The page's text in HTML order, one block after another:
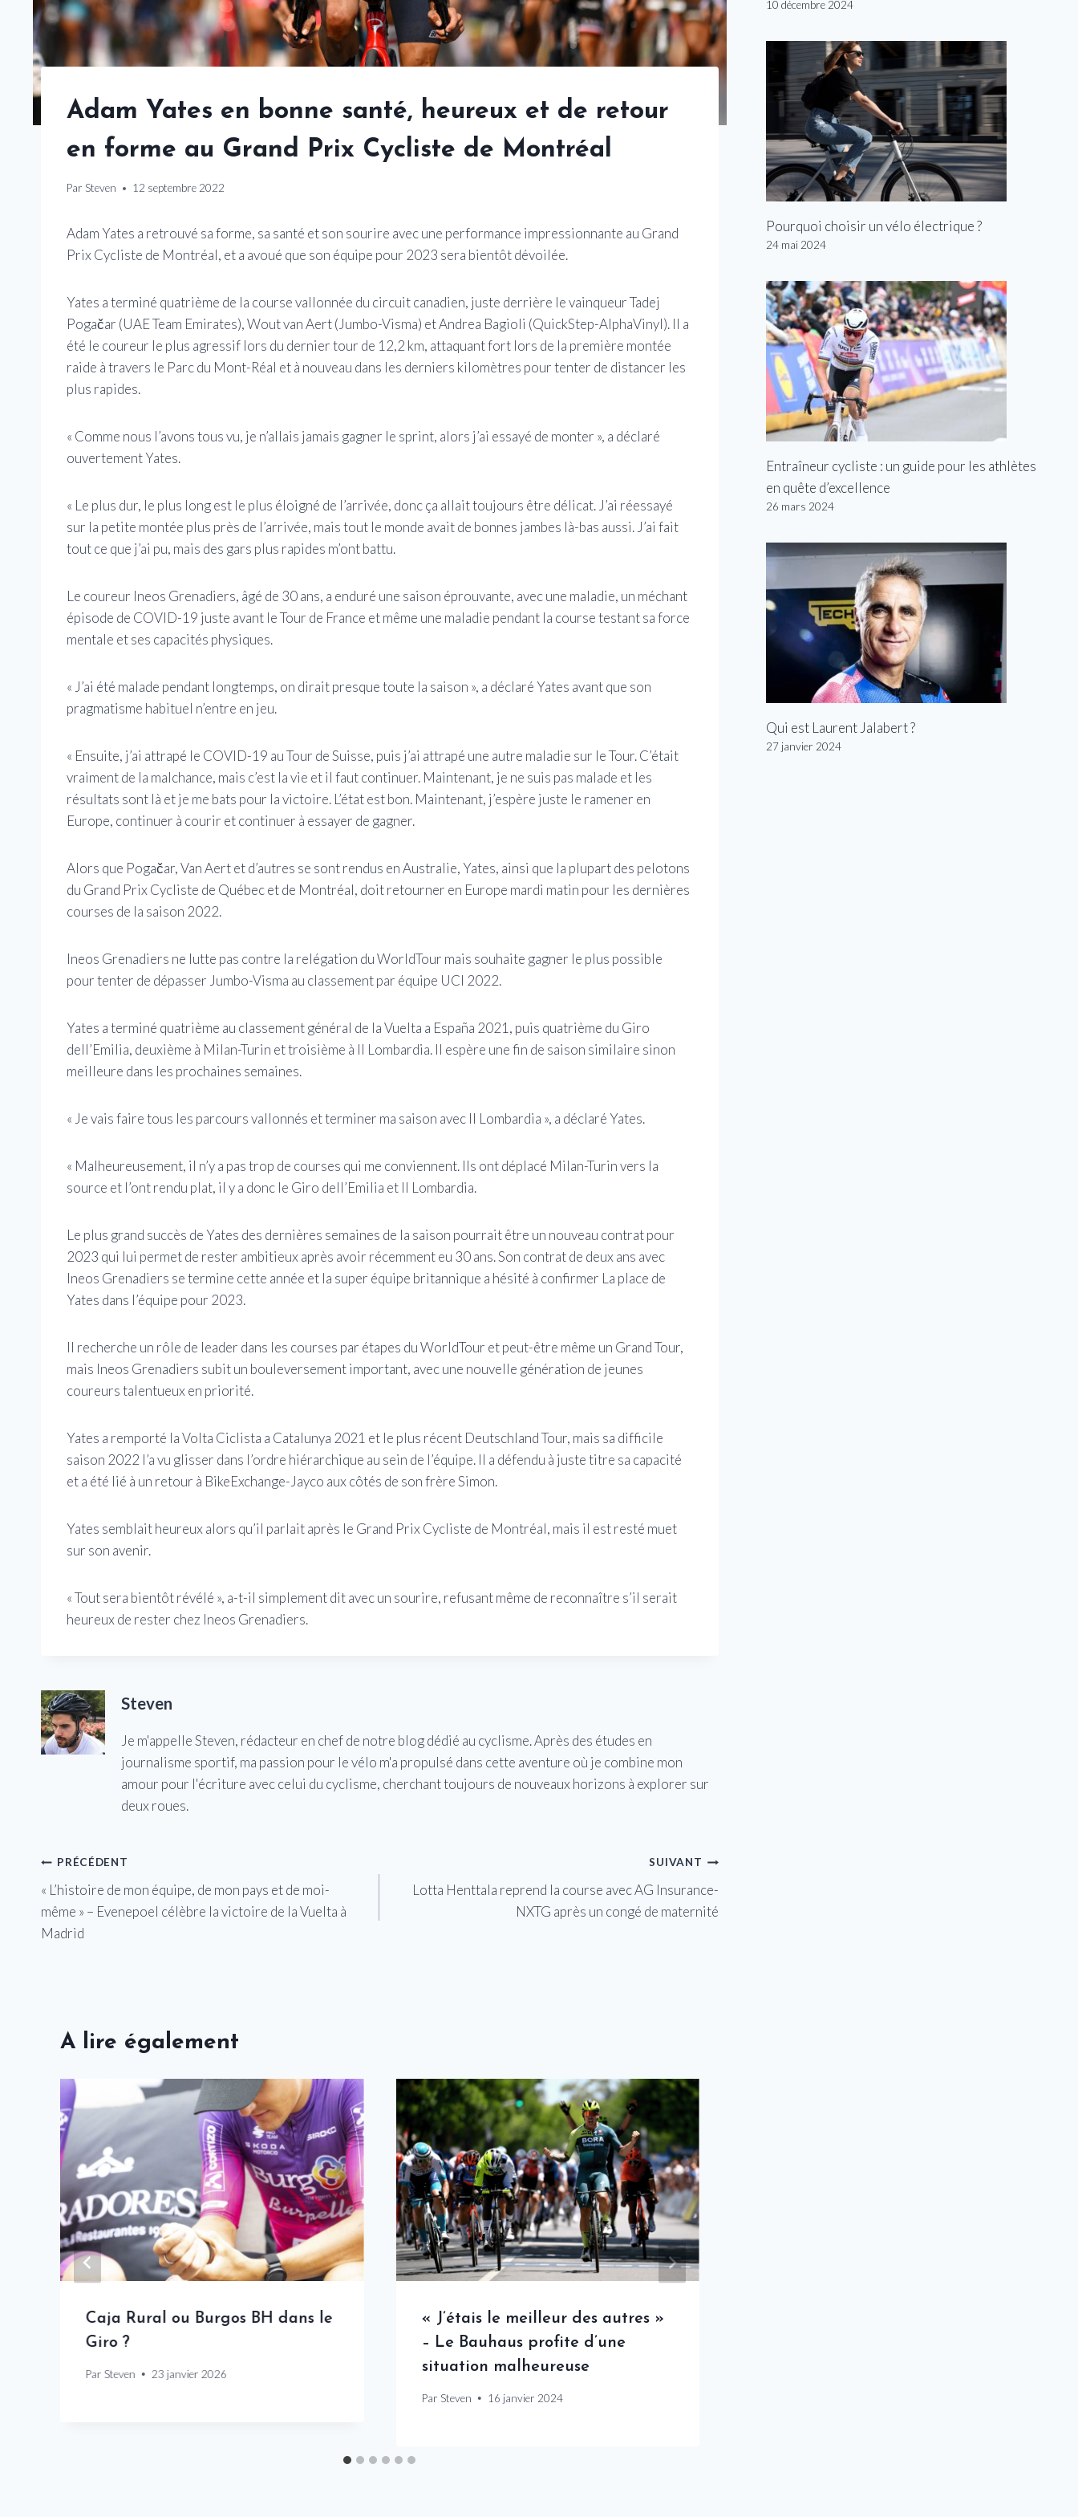
Adam Yates en bonne santé, heureux et de retour
en forme au Grand Prix Cycliste de Montréal
Par Steven 12 septembre 2022
Adam Yates a retrouvé sa forme, sa santé et son sourire avec une performance impressionnante au Grand
Prix Cycliste de Montréal, et a avoué que son équipe pour 2023 sera bientôt dévoilée.
Yates a terminé quatrième de la course vallonnée du circuit canadien, juste derrière le vainqueur Tadej
Pogačar (UAE Team Emirates), Wout van Aert (Jumbo-Visma) et Andrea Bagioli (QuickStep-AlphaVinyl). Il a
été le coureur le plus agressif lors du dernier tour de 12,2 km, attaquant fort lors de la première montée
raide à travers le Parc du Mont-Réal et à nouveau dans les derniers kilomètres pour tenter de distancer les
plus rapides.
« Comme nous l’avons tous vu, je n’allais jamais gagner le sprint, alors j’ai essayé de monter », a déclaré
ouvertement Yates.
« Le plus dur, le plus long est le plus éloigné de l’arrivée, donc ça allait toujours être délicat. J’ai réessayé
sur la petite montée plus près de l’arrivée, mais tout le monde avait de bonnes jambes là-bas aussi. J’ai fait
tout ce que j’ai pu, mais des gars plus rapides m’ont battu.
Le coureur Ineos Grenadiers, âgé de 30 ans, a enduré une saison éprouvante, avec une maladie, un méchant
épisode de COVID-19 juste avant le Tour de France et même une maladie pendant la course testant sa force
mentale et ses capacités physiques.
« J’ai été malade pendant longtemps, on dirait presque toute la saison », a déclaré Yates avant que son
pragmatisme habituel n’entre en jeu.
« Ensuite, j’ai attrapé le COVID-19 au Tour de Suisse, puis j’ai attrapé une autre maladie sur le Tour. C’était
vraiment de la malchance, mais c’est la vie et il faut continuer. Maintenant, je ne suis pas malade et les
résultats sont là et je me bats pour la victoire. L’état est bon. Maintenant, j’espère juste le ramener en
Europe, continuer à courir et continuer à essayer de gagner.
Alors que Pogačar, Van Aert et d’autres se sont rendus en Australie, Yates, ainsi que la plupart des pelotons
du Grand Prix Cycliste de Québec et de Montréal, doit retourner en Europe mardi matin pour les dernières
courses de la saison 2022.
Ineos Grenadiers ne lutte pas contre la relégation du WorldTour mais souhaite gagner le plus possible
pour tenter de dépasser Jumbo-Visma au classement par équipe UCI 2022.
Yates a terminé quatrième au classement général de la Vuelta a España 2021, puis quatrième du Giro
dell’Emilia, deuxième à Milan-Turin et troisième à Il Lombardia. Il espère une fin de saison similaire sinon
meilleure dans les prochaines semaines.
« Je vais faire tous les parcours vallonnés et terminer ma saison avec Il Lombardia », a déclaré Yates.
« Malheureusement, il n’y a pas trop de courses qui me conviennent. Ils ont déplacé Milan-Turin vers la
source et l’ont rendu plat, il y a donc le Giro dell’Emilia et Il Lombardia.
Le plus grand succès de Yates des dernières semaines de la saison pourrait être un nouveau contrat pour
2023 qui lui permet de rester ambitieux après avoir récemment eu 30 ans. Son contrat de deux ans avec
Ineos Grenadiers se termine cette année et la super équipe britannique a hésité à confirmer La place de
Yates dans l’équipe pour 2023.
Il recherche un rôle de leader dans les courses par étapes du WorldTour et peut-être même un Grand Tour,
mais Ineos Grenadiers subit un bouleversement important, avec une nouvelle génération de jeunes
coureurs talentueux en priorité.
Yates a remporté la Volta Ciclista a Catalunya 2021 et le plus récent Deutschland Tour, mais sa difficile
saison 2022 l’a vu glisser dans l’ordre hiérarchique au sein de l’équipe. Il a défendu à juste titre sa capacité
et a été lié à un retour à BikeExchange-Jayco aux côtés de son frère Simon.
Yates semblait heureux alors qu’il parlait après le Grand Prix Cycliste de Montréal, mais il est resté muet
sur son avenir.
« Tout sera bientôt révélé », a-t-il simplement dit avec un sourire, refusant même de reconnaître s’il serait
heureux de rester chez Ineos Grenadiers.
Steven
Je m'appelle Steven, rédacteur en chef de notre blog dédié au cyclisme. Après des études en
journalisme sportif, ma passion pour le vélo m'a propulsé dans cette aventure où je combine mon
amour pour l'écriture avec celui du cyclisme, cherchant toujours de nouveaux horizons à explorer sur
deux roues.
Navigation
de
l’article
PRÉCÉDENT
« L’histoire de mon équipe, de mon pays et de moi-
même » – Evenepoel célèbre la victoire de la Vuelta à
Madrid
SUIVANT
Lotta Henttala reprend la course avec AG Insurance-
NXTG après un congé de maternité
A lire également
Caja Rural ou Burgos BH dans le
Giro ?
Par Steven 23 janvier 2026
« J’étais le meilleur des autres »
– Le Bauhaus profite d’une
situation malheureuse
Par Steven 16 janvier 2024
10 décembre 2024
Pourquoi choisir un vélo électrique ?
24 mai 2024
Entraîneur cycliste : un guide pour les athlètes
en quête d’excellence
26 mars 2024
Qui est Laurent Jalabert ?
27 janvier 2024